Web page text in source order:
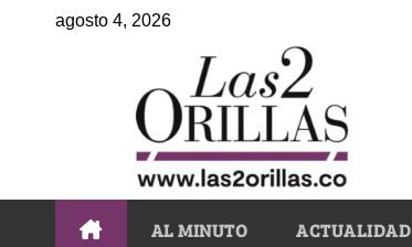
agosto 4, 2026
AL MINUTO ACTUALIDAD